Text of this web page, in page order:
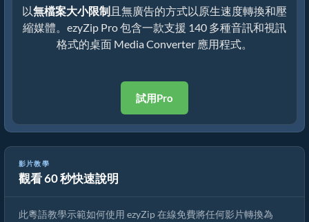
以無檔案大小限制且無廣告的方式以原生速度轉換和壓
縮媒體。ezyZip Pro 包含一款支援 140 多種音訊和視訊
格式的桌面 Media Converter 應用程式。
試用Pro
影片教學
觀看 60 秒快速說明
點樣喺網上免費將任何影片轉做 MP3 音訊 唔使安裝軟件
此粵語教學示範如何使用 ezyZip 在線免費將任何影片轉換為